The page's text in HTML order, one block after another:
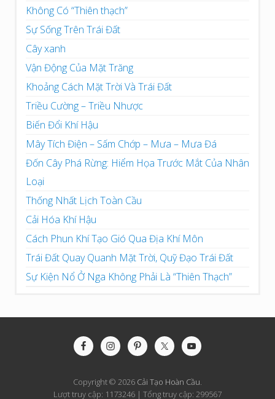
Không Có “Thiên thạch”
Sự Sống Trên Trái Đất
Cây xanh
Vận Động Của Mặt Trăng
Khoảng Cách Mặt Trời Và Trái Đất
Triều Cường – Triều Nhược
Biến Đổi Khí Hậu
Mây Tích Điện – Sấm Chớp – Mưa – Mưa Đá
Đốn Cây Phá Rừng: Hiểm Họa Trước Mắt Của Nhân
Loại
Thống Nhất Lịch Toàn Cầu
Cải Hóa Khí Hậu
Cách Phun Khí Tạo Gió Qua Địa Khí Môn
Trái Đất Quay Quanh Mặt Trời, Quỹ Đạo Trái Đất
Sự Kiện Nổ Ở Nga Không Phải Là “Thiên Thạch”
Copyright © 2026 Cải Tạo Hoàn Cầu.
Lượt truy cập: 1173246 | Tổng truy cập: 299567